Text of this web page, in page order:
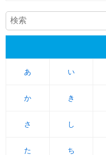
あ
あ い
い
か
か き
き
さ
さ し
し
た
た ち
ち